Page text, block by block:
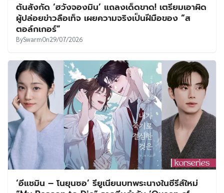
ต้นสังกัด ‘ฮวังจองมิน’ แถลงเด็ดขาด! เตรียมเอาผิด
ผู้ปล่อยข่าวลือเท็จ เผยความจริงเป็นฝีมือของ “ส
ตอล์กเกอร์”
BySwarmOn29/07/2026
‘อีแชมิน – โนยุนซอ’ รียูเนียนบทพระนางในซีรีส์ใหม่